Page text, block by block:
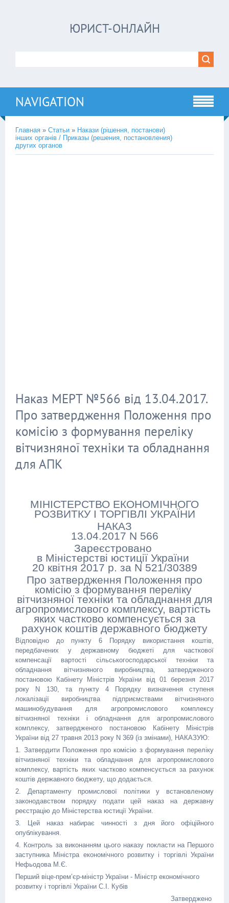
ЮРИСТ-ОНЛАЙН
NAVIGATION
Главная » Статьи » Накази (рішення, постанови)
інших органів / Приказы (решения, постановления)
других органов
Наказ МЕРТ №566 від 13.04.2017.
Про затвердження Положення про
комісію з формування переліку
вітчизняної техніки та обладнання
для АПК
МІНІСТЕРСТВО ЕКОНОМІЧНОГО
РОЗВИТКУ І ТОРГІВЛІ УКРАЇНИ
НАКАЗ
13.04.2017 N 566
Зареєстровано
в Міністерстві юстиції України
20 квітня 2017 р. за N 521/30389
Про затвердження Положення про
комісію з формування переліку
вітчизняної техніки та обладнання для
агропромислового комплексу, вартість
яких частково компенсується за
рахунок коштів державного бюджету
Відповідно до пункту 6 Порядку використання коштів,
передбачених у державному бюджеті для часткової
компенсації вартості сільськогосподарської техніки та
обладнання вітчизняного виробництва, затвердженого
постановою Кабінету Міністрів України від 01 березня 2017
року N 130, та пункту 4 Порядку визначення ступеня
локалізації виробництва підприємствами вітчизняного
машинобудування для агропромислового комплексу
вітчизняної техніки і обладнання для агропромислового
комплексу, затвердженого постановою Кабінету Міністрів
України від 27 травня 2013 року N 369 (із змінами), НАКАЗУЮ:
1. Затвердити Положення про комісію з формування переліку
вітчизняної техніки та обладнання для агропромислового
комплексу, вартість яких частково компенсується за рахунок
коштів державного бюджету, що додається.
2. Департаменту промислової політики у встановленому
законодавством порядку подати цей наказ на державну
реєстрацію до Міністерства юстиції України.
3. Цей наказ набирає чинності з дня його офіційного
опублікування.
4. Контроль за виконанням цього наказу покласти на Першого
заступника Міністра економічного розвитку і торгівлі України
Нефьодова М.Є.
Перший віце-прем’єр-міністр України - Міністр економічного
розвитку і торгівлі України С.І. Кубів
Затверджено